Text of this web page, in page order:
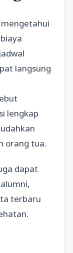
mengetahui
langsung
lengkap
orang tua.
dapat
terbaru